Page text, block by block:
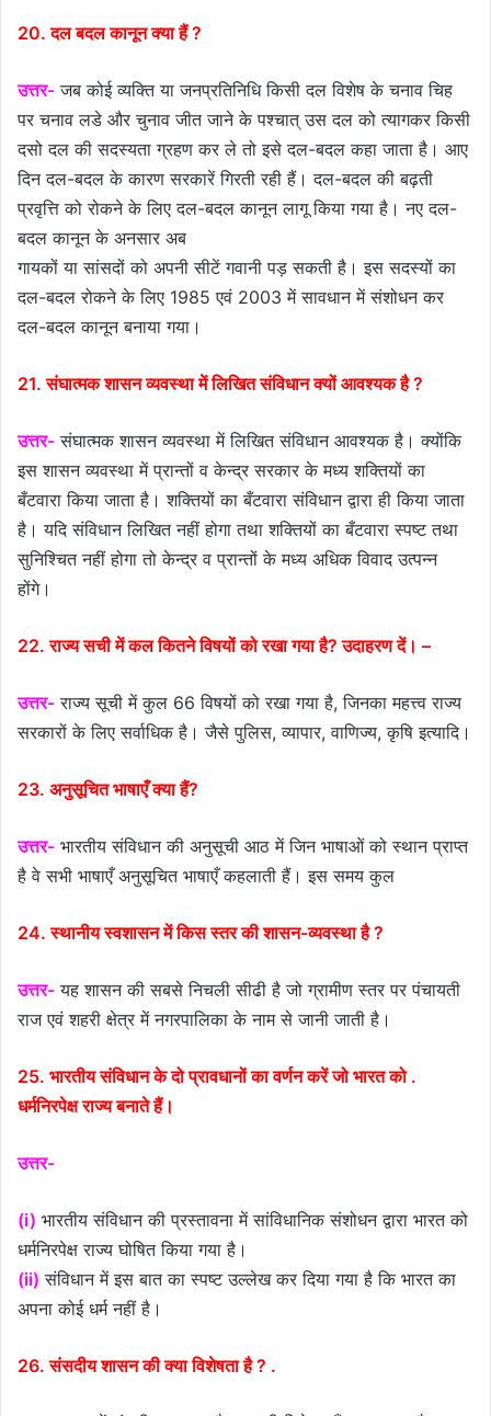
20. दल बदल कानून क्या हैं ?
उत्तर- जब कोई व्यक्ति या जनप्रतिनिधि किसी दल विशेष के चनाव चिह
पर चनाव लडे और चुनाव जीत जाने के पश्चात् उस दल को त्यागकर किसी
दसो दल की सदस्यता ग्रहण कर ले तो इसे दल-बदल कहा जाता है। आए
दिन दल-बदल के कारण सरकारें गिरती रही हैं। दल-बदल की बढ़ती
प्रवृत्ति को रोकने के लिए दल-बदल कानून लागू किया गया है। नए दल-
बदल कानून के अनसार अब
गायकों या सांसदों को अपनी सीटें गवानी पड़ सकती है। इस सदस्यों का
दल-बदल रोकने के लिए 1985 एवं 2003 में सावधान में संशोधन कर
दल-बदल कानून बनाया गया।
21. संघात्मक शासन व्यवस्था में लिखित संविधान क्यों आवश्यक है ?
उत्तर- संघात्मक शासन व्यवस्था में लिखित संविधान आवश्यक है। क्योंकि
इस शासन व्यवस्था में प्रान्तों व केन्द्र सरकार के मध्य शक्तियों का
बँटवारा किया जाता है। शक्तियों का बँटवारा संविधान द्वारा ही किया जाता
है। यदि संविधान लिखित नहीं होगा तथा शक्तियों का बँटवारा स्पष्ट तथा
सुनिश्चित नहीं होगा तो केन्द्र व प्रान्तों के मध्य अधिक विवाद उत्पन्न
होंगे।
22. राज्य सची में कल कितने विषयों को रखा गया है? उदाहरण दें। –
उत्तर- राज्य सूची में कुल 66 विषयों को रखा गया है, जिनका महत्त्व राज्य
सरकारों के लिए सर्वाधिक है। जैसे पुलिस, व्यापार, वाणिज्य, कृषि इत्यादि।
23. अनुसूचित भाषाएँ क्या हैं?
उत्तर- भारतीय संविधान की अनुसूची आठ में जिन भाषाओं को स्थान प्राप्त
है वे सभी भाषाएँ अनुसूचित भाषाएँ कहलाती हैं। इस समय कुल
24. स्थानीय स्वशासन में किस स्तर की शासन-व्यवस्था है ?
उत्तर- यह शासन की सबसे निचली सीढी है जो ग्रामीण स्तर पर पंचायती
राज एवं शहरी क्षेत्र में नगरपालिका के नाम से जानी जाती है।
25. भारतीय संविधान के दो प्रावधानों का वर्णन करें जो भारत को .
धर्मनिरपेक्ष राज्य बनाते हैं।
उत्तर-
(i) भारतीय संविधान की प्रस्तावना में सांविधानिक संशोधन द्वारा भारत को
धर्मनिरपेक्ष राज्य घोषित किया गया है।
(ii) संविधान में इस बात का स्पष्ट उल्लेख कर दिया गया है कि भारत का
अपना कोई धर्म नहीं है।
26. संसदीय शासन की क्या विशेषता है ? .